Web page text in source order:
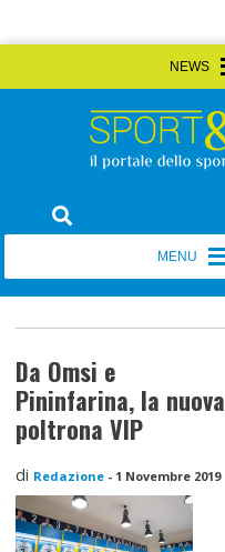
to
Sport&Impianti
Da Omsi e
Pininfarina, la nuova
poltrona VIP
di Redazione - 1 Novembre 2019